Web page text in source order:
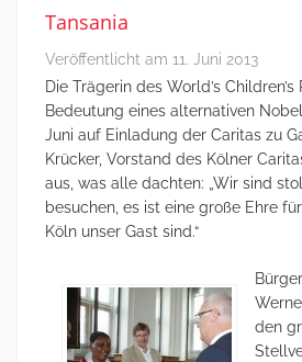
Tansania
Veröffentlicht am 11. Juni 2013
Die Trägerin des World’s
Bedeutung eines alternativen
Juni auf Einladung der Caritas zu
Krücker, Vorstand des Kölner
aus, was alle dachten: „Wir sind
besuchen, es ist eine große Ehre
Köln unser Gast sind.“
den